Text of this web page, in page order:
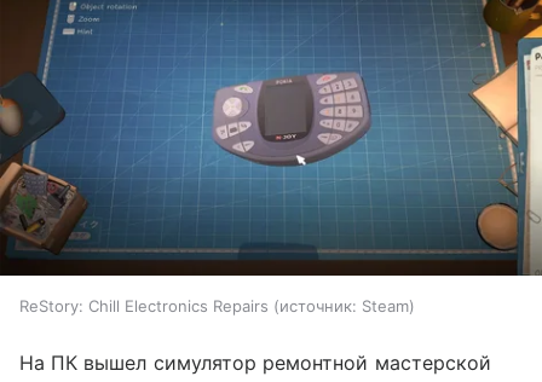
ReStory: Chill Electronics Repairs источник: Steam
На ПК вышел симулятор ремонтной мастерской